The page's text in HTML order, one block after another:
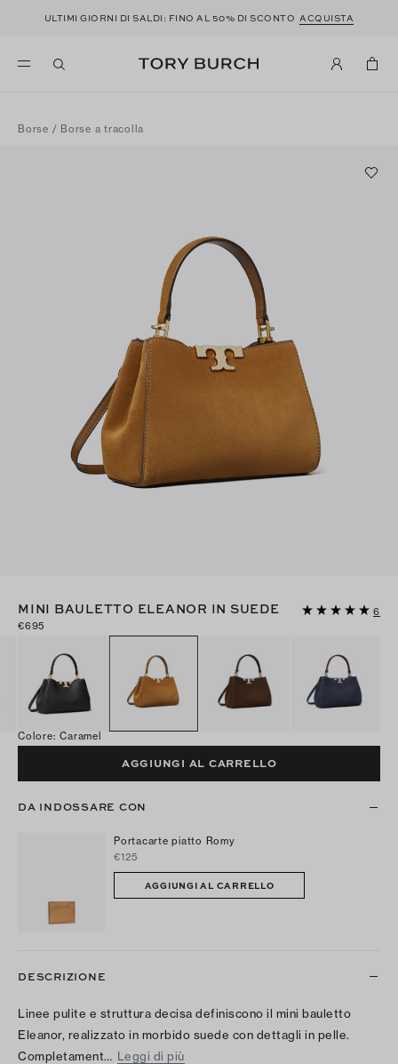
ULTIMI GIORNI DI SALDI: FINO AL 50% DI SCONTO ACQUISTA
Borse / Borse a tracolla
MINI BAULETTO ELEANOR IN SUEDE
6
€695
Colore: Caramel
AGGIUNGI AL CARRELLO
DA INDOSSARE CON
Portacarte piatto Romy
€125
AGGIUNGI AL CARRELLO
DESCRIZIONE
Linee pulite e struttura decisa definiscono il mini bauletto
Eleanor, realizzato in morbido suede con dettagli in pelle.
Completament… Leggi di più